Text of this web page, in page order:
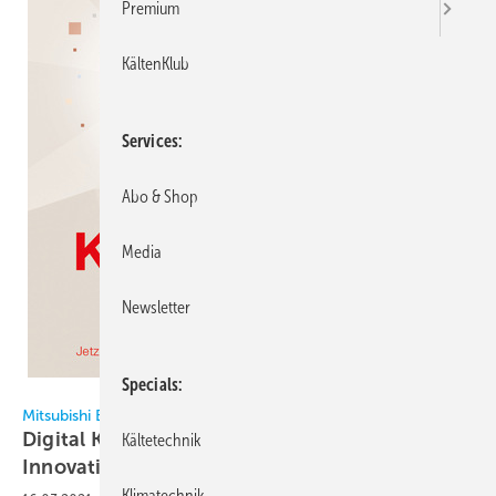
Mitsubishi Electric
Digital Knowledge Days informieren über
Innovationen
Premium
KältenKlub
Services
Abo & Shop
Media
Newsletter
Specials
Kältetechnik